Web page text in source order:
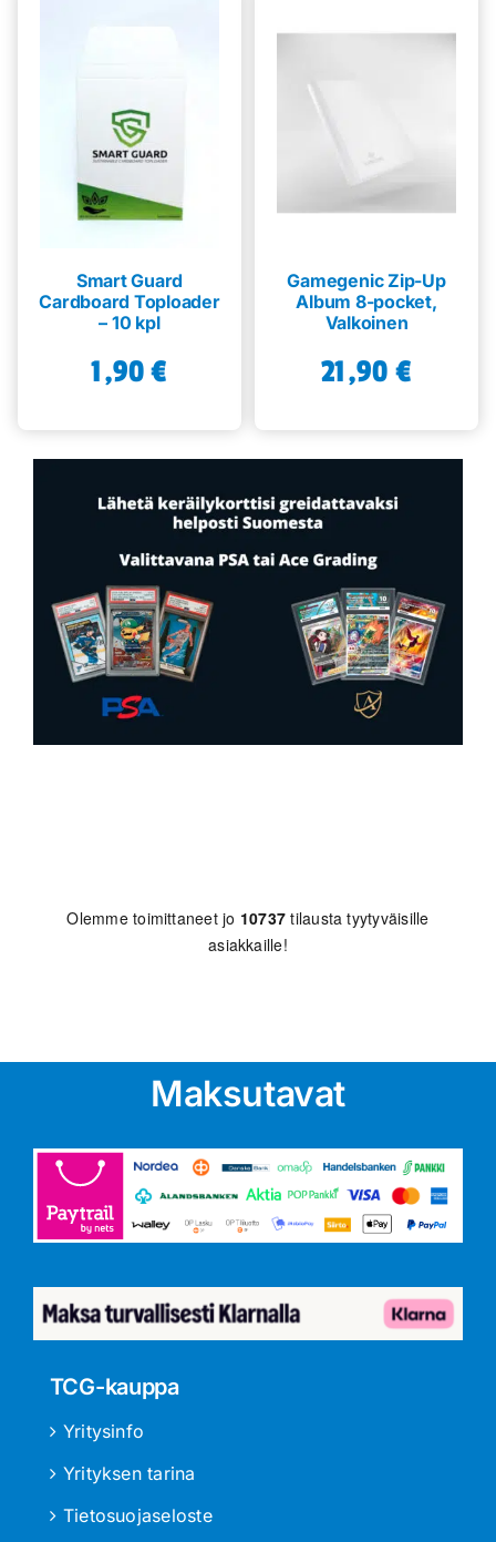
Smart Guard
Cardboard Toploader
– 10 kpl
1,90€
Gamegenic Zip-Up
Album 8-pocket,
Valkoinen
21,90 €
Olemme toimittaneet jo 10737 tilausta tyytyväisille
asiakkaille!
Maksutavat
TCG-kauppa
Yritysinfo
Yrityksen tarina
Tietosuojaseloste